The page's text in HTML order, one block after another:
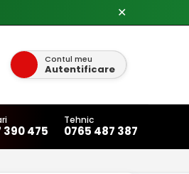
✕
Contul meu
Autentificare
390 475
Tehnic
0765 487 387